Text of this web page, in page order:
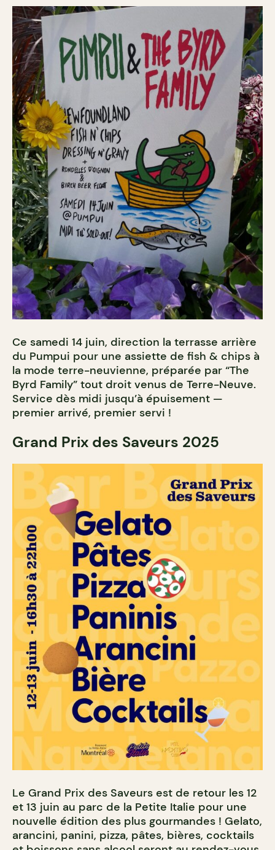
Ce samedi 14 juin, direction la terrasse arrière
du Pumpui pour une assiette de fish & chips à
la mode terre-neuvienne, préparée par “The
Byrd Family” tout droit venus de Terre-Neuve.
Service dès midi jusqu’à épuisement —
premier arrivé, premier servi !
Grand Prix des Saveurs 2025
Le Grand Prix des Saveurs est de retour les 12
et 13 juin au parc de la Petite Italie pour une
nouvelle édition des plus gourmandes ! Gelato,
arancini, panini, pizza, pâtes, bières, cocktails